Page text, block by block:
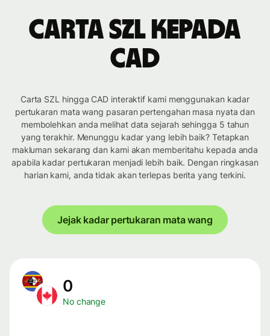
Carta SZL kepada
CAD
Carta SZL hingga CAD interaktif kami menggunakan kadar
pertukaran mata wang pasaran pertengahan masa nyata dan
membolehkan anda melihat data sejarah sehingga 5 tahun
yang terakhir. Menunggu kadar yang lebih baik? Tetapkan
makluman sekarang dan kami akan memberitahu kepada anda
apabila kadar pertukaran menjadi lebih baik. Dengan ringkasan
harian kami, anda tidak akan terlepas berita yang terkini.
Jejak kadar pertukaran mata wang
0
No change